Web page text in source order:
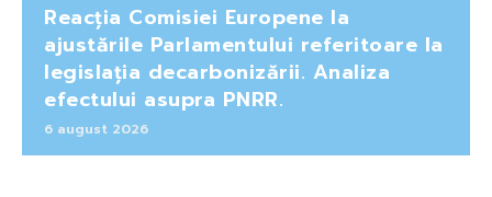
Reacția Comisiei Europene la
ajustările Parlamentului referitoare la
legislația decarbonizării. Analiza
efectului asupra PNRR.
6 august 2026